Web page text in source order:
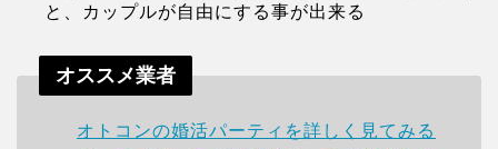
と、カップルが自由にする事が出来る
オススメ業者
オトコンの婚活パーティを詳しく見てみる